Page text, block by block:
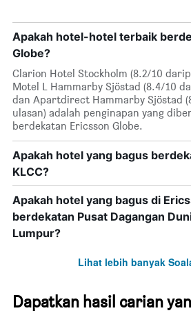
Apakah hotel-hotel terbaik
Globe?
Clarion Hotel Stockholm (8.2/10
Motel L Hammarby Sjöstad (8.4/10
dan Apartdirect Hammarby Sjöstad
ulasan) adalah penginapan yang
berdekatan Ericsson Globe.
Apakah hotel yang bagus
KLCC?
Apakah hotel yang bagus di
berdekatan Pusat Dagangan
Lumpur?
Lihat lebih banyak
Dapatkan hasil carian